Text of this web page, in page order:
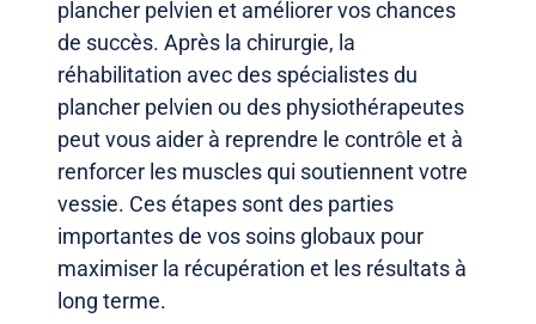
plancher pelvien et améliorer vos chances
de succès. Après la chirurgie, la
réhabilitation avec des spécialistes du
plancher pelvien ou des physiothérapeutes
peut vous aider à reprendre le contrôle et à
renforcer les muscles qui soutiennent votre
vessie. Ces étapes sont des parties
importantes de vos soins globaux pour
maximiser la récupération et les résultats à
long terme.